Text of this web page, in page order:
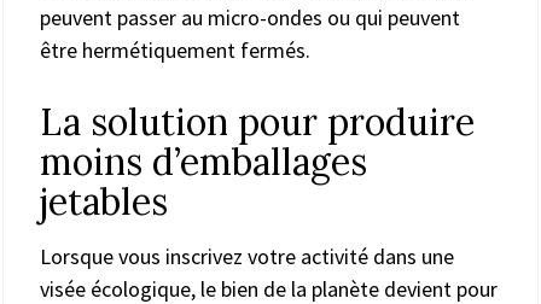
peuvent passer au micro-ondes ou qui peuvent
être hermétiquement fermés.
La solution pour produire
moins d’emballages
jetables
Lorsque vous inscrivez votre activité dans une
visée écologique, le bien de la planète devient pour